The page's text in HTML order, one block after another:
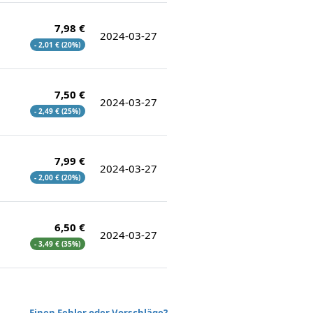
7,98 €
- 2,01 € (20%)
2024-03-27
7,50 €
- 2,49 € (25%)
2024-03-27
7,99 €
- 2,00 € (20%)
2024-03-27
6,50 €
- 3,49 € (35%)
2024-03-27